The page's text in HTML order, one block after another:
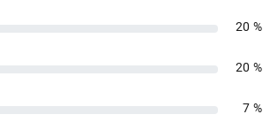
20 %
20 %
7 %